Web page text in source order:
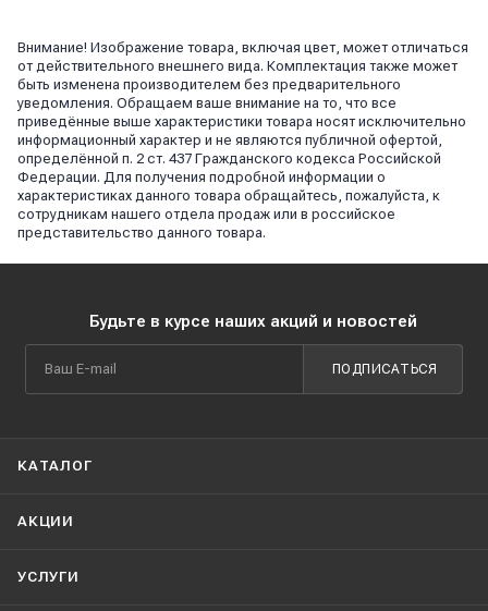
Внимание! Изображение товара, включая цвет, может отличаться
от действительного внешнего вида. Комплектация также может
быть изменена производителем без предварительного
уведомления. Обращаем ваше внимание на то, что все
приведённые выше характеристики товара носят исключительно
информационный характер и не являются публичной офертой,
определённой п. 2 ст. 437 Гражданского кодекса Российской
Федерации. Для получения подробной информации о
характеристиках данного товара обращайтесь, пожалуйста, к
сотрудникам нашего отдела продаж или в российское
представительство данного товара.
Будьте в курсе наших акций и новостей
ПОДПИСАТЬСЯ
КАТАЛОГ
АКЦИИ
УСЛУГИ